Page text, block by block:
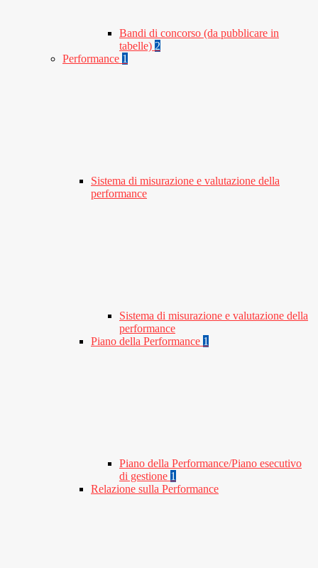
Bandi di concorso (da pubblicare in
tabelle) 2
Performance 1
Sistema di misurazione e valutazione della
performance
Sistema di misurazione e valutazione della
performance
Piano della Performance 1
Piano della Performance/Piano esecutivo
di gestione 1
Relazione sulla Performance